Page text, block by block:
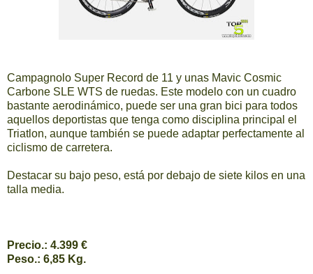
Campagnolo Super Record de 11 y unas Mavic Cosmic
Carbone SLE WTS de ruedas. Este modelo con un cuadro
bastante aerodinámico, puede ser una gran bici para todos
aquellos deportistas que tenga como disciplina principal el
Triatlon, aunque también se puede adaptar perfectamente al
ciclismo de carretera.
Destacar su bajo peso, está por debajo de siete kilos en una
talla media.
Precio.: 4.399 €
Peso.: 6,85 Kg.